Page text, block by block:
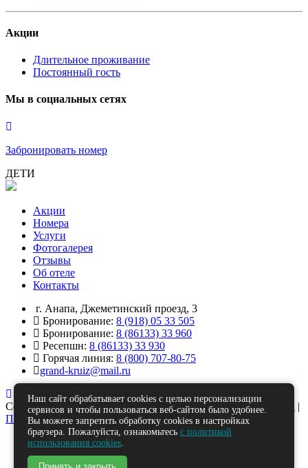
Наш сайт обрабатывает cookies с целью персонализации
сервисов и чтобы пользоваться веб-сайтом было удобнее.
Вы можете запретить обработку cookies в настройках
браузера. Пожалуйста, ознакомьтесь с политикой
использования cookies.
Акции
Длительное проживание
Постоянный гость
Мы в социальных сетях
Забронировать номер
ДЕТИ
Акции
Номера
Услуги
Фотогалерея
Отзывы
Об отеле
Контакты
г. Анапа, Джеметинский проезд, 3
Бронирование: 8 (918) 05 33 505
Бронирование: 8 (86133) 33 960
Ресепшн: 8 (86133) 33 930
Горячая линия: 8 (800) 707-80-75
grand-kruiz@mail.ru
Copyright © 2025Политика обработки персональных данных |
Политика обработки Cookies